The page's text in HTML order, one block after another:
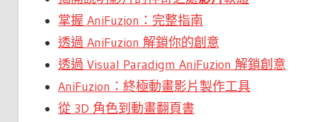
掌握 AniFuzion：完整指南
透過 AniFuzion 解鎖你的創意
透過 Visual Paradigm AniFuzion 解鎖創意
AniFuzion：終極動畫影片製作工具
從 3D 角色到動畫翻頁書